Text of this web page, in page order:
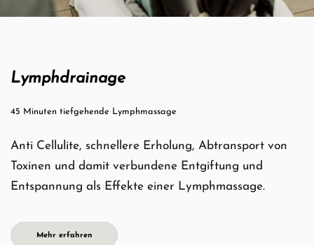
Lymphdrainage
45 Minuten tiefgehende Lymphmassage
Anti Cellulite, schnellere Erholung, Abtransport von
Toxinen und damit verbundene Entgiftung und
Entspannung als Effekte einer Lymphmassage.
Mehr erfahren